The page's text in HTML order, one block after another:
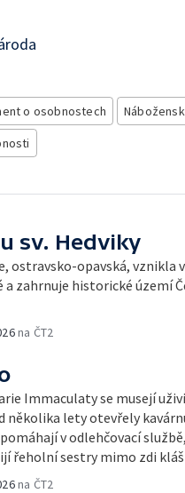
o osobnostech
sv. Hedviky
ostravsko-opavská, vznikla
zahrnuje historické území
na ČT2
Immaculaty se musejí
lety otevřely
v odlehčovací
řeholní sestry mimo zdi
na ČT2